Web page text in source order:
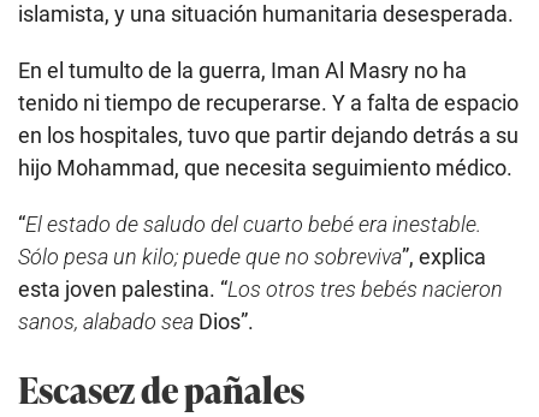
islamista, y una situación humanitaria desesperada.
En el tumulto de la guerra, Iman Al Masry no ha
tenido ni tiempo de recuperarse. Y a falta de espacio
en los hospitales, tuvo que partir dejando detrás a su
hijo Mohammad, que necesita seguimiento médico.
“El estado de saludo del cuarto bebé era inestable.
Sólo pesa un kilo; puede que no sobreviva”, explica
esta joven palestina. “Los otros tres bebés nacieron
sanos, alabado sea Dios”.
Escasez de pañales